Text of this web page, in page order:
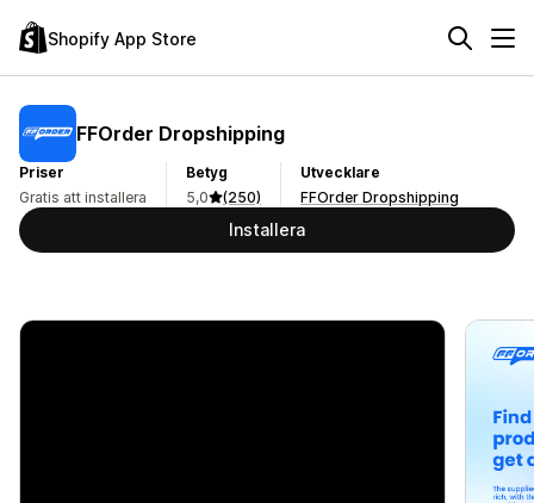
Shopify App Store
FFOrder Dropshipping
Priser
Gratis att installera
Betyg
5,0
(250)
Utvecklare
FFOrder Dropshipping
Installera